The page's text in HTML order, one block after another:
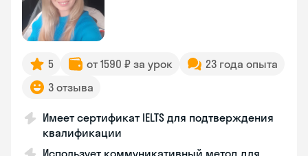
5 от 1590 ₽ за урок
23 года опыта
3 отзыва
Имеет сертификат IELTS для подтверждения
квалификации
Использует коммуникативный метод для